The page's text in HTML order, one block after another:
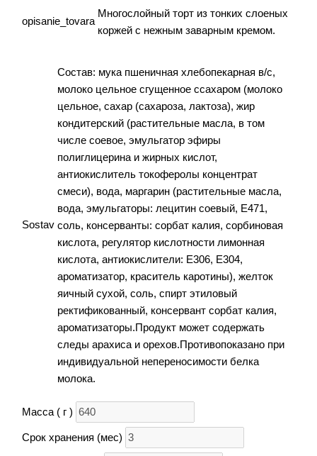
opisanie_tovara
Многослойный торт из тонких слоеных
коржей с нежным заварным кремом.
Sostav
Состав: мука пшеничная хлебопекарная в/с,
молоко цельное сгущенное ссахаром (молоко
цельное, сахар (сахароза, лактоза), жир
кондитерский (растительные масла, в том
числе соевое, эмульгатор эфиры
полиглицерина и жирных кислот,
антиокислитель токоферолы концентрат
смеси), вода, маргарин (растительные масла,
вода, эмульгаторы: лецитин соевый, Е471,
соль, консерванты: сорбат калия, сорбиновая
кислота, регулятор кислотности лимонная
кислота, антиокислители: Е306, Е304,
ароматизатор, краситель каротины), желток
яичный сухой, соль, спирт этиловый
ректификованный, консервант сорбат калия,
ароматизаторы.Продукт может содержать
следы арахиса и орехов.Противопоказано при
индивидуальной непереносимости белка
молока.
Масса ( г )
Срок хранения (мес)